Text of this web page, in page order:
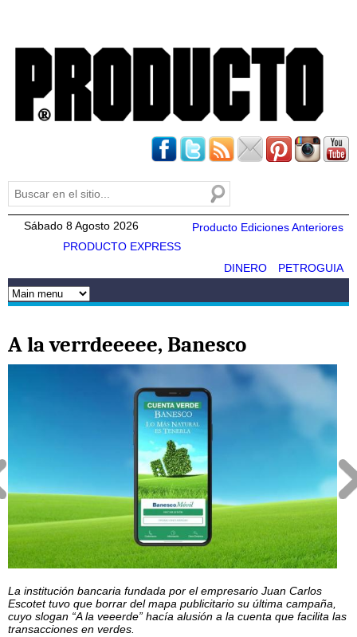
Formulario de búsqueda
Buscar
Sábado 8 Agosto 2026
Producto Ediciones Anteriores
PRODUCTO EXPRESS
PETROGUIA
DINERO
A la verrdeeeee, Banesco
La institución bancaria fundada por el empresario Juan Carlos
Escotet tuvo que borrar del mapa publicitario su última campaña,
cuyo slogan “A la veeerde” hacía alusión a la cuenta que facilita las
transacciones en verdes.